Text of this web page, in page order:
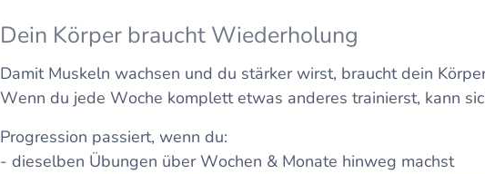
Dein Körper braucht Wiederholung
Damit Muskeln wachsen und du stärker wirst, braucht dein
Wenn du jede Woche komplett etwas anderes trainierst, kann
Progression passiert, wenn du:
- dieselben Übungen über Wochen & Monate hinweg machst